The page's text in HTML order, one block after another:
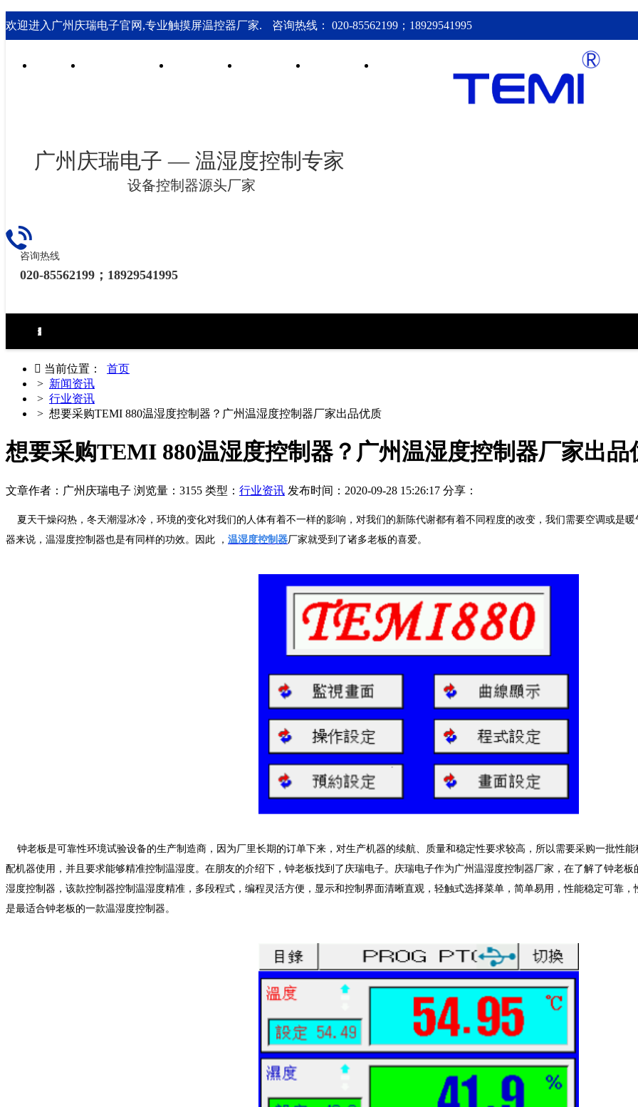
欢迎进入广州庆瑞电子官网,专业触摸屏温控器厂家. 咨询热线： 020-85562199；18929541995
广州庆瑞电子 — 温湿度控制专家
设备控制器源头厂家
咨询热线
020-85562199；18929541995
环境试验设备控制器
力学试验设备控制器
热泵（冷水机）控制器
食品烘焙设备控制器
工业烘烤设备控制器
生化药品类控制器
无纸记录仪
电房环境控制器
 当前位置： 首页
> 新闻资讯
> 行业资讯
> 想要采购TEMI 880温湿度控制器？广州温湿度控制器厂家出品优质
想要采购TEMI 880温湿度控制器？广州温湿度控制器厂家出品
文章作者：广州庆瑞电子 浏览量：3155 类型： 行业资讯 发布时间：2020-09-28 15:26:17 分享：
夏天干燥闷热，冬天潮湿冰冷，环境的变化对我们的人体有着不一样的影响，对我们的新陈代谢都有着不同程度的改变，我们需要空调或是
器来说，温湿度控制器也是有同样的功效。因此 ， 温湿度控制器厂家就受到了诸多老板的喜爱。
钟老板是可靠性环境试验设备的生产制造商，因为厂里长期的订单下来，对生产机器的续航、质量和稳定性要求较高，所以需要采购一批性
配机器使用，并且要求能够精准控制温湿度。在朋友的介绍下，钟老板找到了庆瑞电子。庆瑞电子作为广州温湿度控制器厂家，在了解了钟老
湿度控制器，该款控制器控制温湿度精准，多段程式，编程灵活方便，显示和控制界面清晰直观，轻触式选择菜单，简单易用，性能稳定可靠，
是最适合钟老板的一款温湿度控制器。